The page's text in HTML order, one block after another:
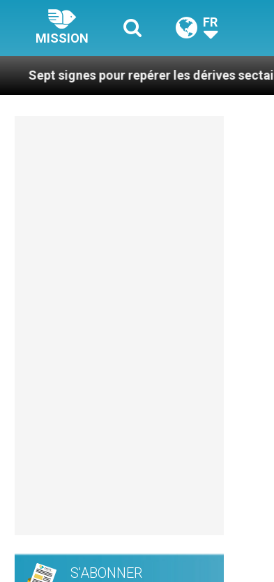
MISSION
FR
pour repérer les dérives sectaires du
S'ABONNER